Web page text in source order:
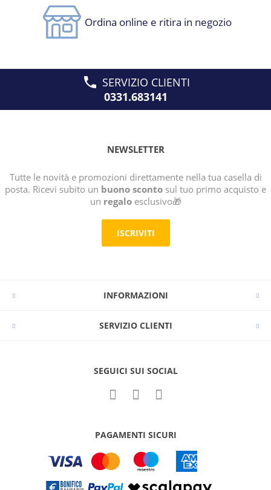
Ordina online e ritira in negozio
SERVIZIO CLIENTI
0331.683141
NEWSLETTER
Tutte le novità e promozioni direttamente nella tua casella di
posta. Ricevi subito un buono sconto sul tuo primo acquisto e
un regaloesclusivo🎁
ISCRIVITI
INFORMAZIONI
SERVIZIO CLIENTI
SEGUICI SUI SOCIAL
PAGAMENTI SICURI